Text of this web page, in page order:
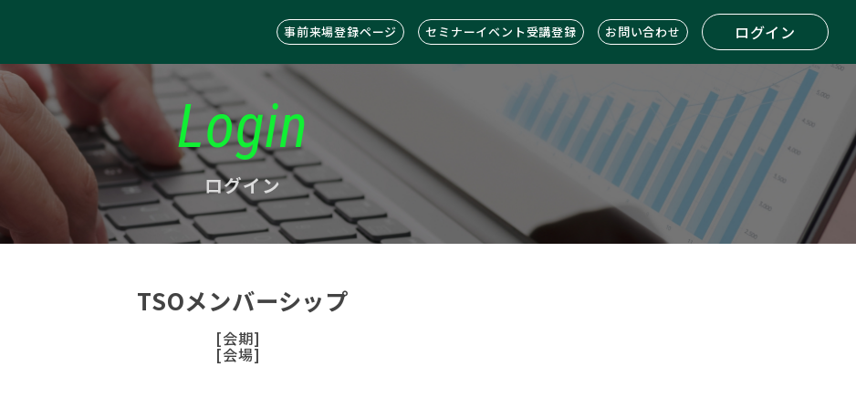
事前来場登録ページ セミナーイベント受講登録 お問い合わせ ログイン
Login
ログイン
TSOメンバーシップ
[会期]
[会場]